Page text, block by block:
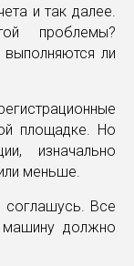
и так далее.
проблемы?
ли
площадке. Но
изначально
меньше.
соглашусь. Все
должно